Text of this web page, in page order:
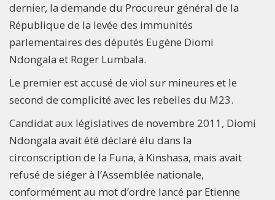
dernier, la demande du Procureur général de la
République de la levée des immunités
parlementaires des députés Eugène Diomi
Ndongala et Roger Lumbala.
Le premier est accusé de viol sur mineures et le
second de complicité avec les rebelles du M23.
Candidat aux législatives de novembre 2011, Diomi
Ndongala avait été déclaré élu dans la
circonscription de la Funa, à Kinshasa, mais avait
refusé de siéger à l’Assemblée nationale,
conformément au mot d’ordre lancé par Etienne